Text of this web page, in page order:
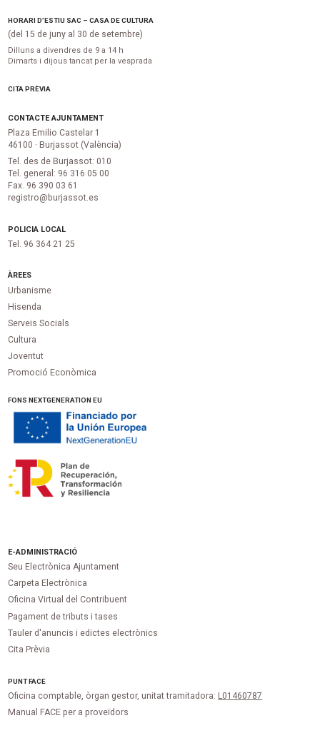
HORARI D’ESTIU SAC – CASA DE CULTURA
(del 15 de juny al 30 de setembre)
Dilluns a divendres de 9 a 14 h
Dimarts i dijous tancat per la vesprada
CITA PRÈVIA
CONTACTE AJUNTAMENT
Plaza Emilio Castelar 1
46100 · Burjassot (València)
Tel. des de Burjassot: 010
Tel. general: 96 316 05 00
Fax. 96 390 03 61
registro@burjassot.es
POLICIA LOCAL
Tel. 96 364 21 25
ÀREES
Urbanisme
Hisenda
Serveis Socials
Cultura
Joventut
Promoció Econòmica
FONS NEXTGENERATION EU
E-ADMINISTRACIÓ
Seu Electrònica Ajuntament
Carpeta Electrònica
Oficina Virtual del Contribuent
Pagament de tributs i tases
Tauler d'anuncis i edictes electrònics
Cita Prèvia
PUNTFACE
Oficina comptable, òrgan gestor, unitat tramitadora: L01460787
Manual FACE per a proveïdors